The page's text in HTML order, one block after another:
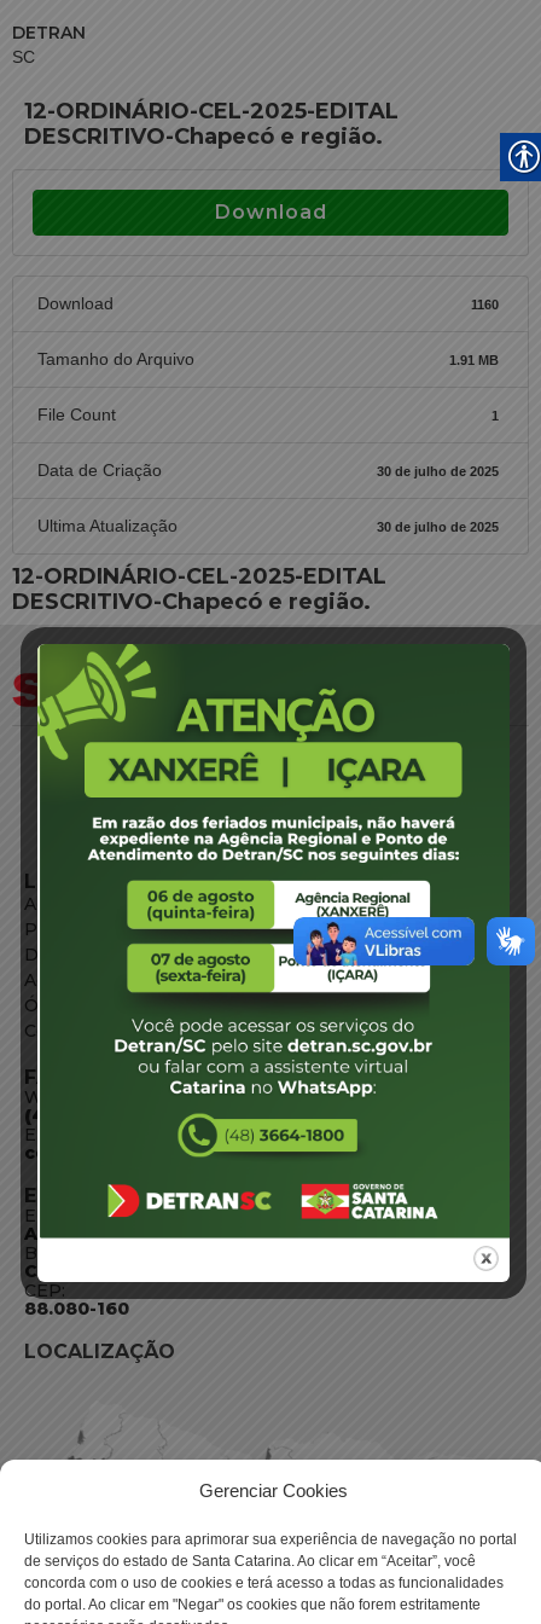
Gerenciar Cookies
Utilizamos cookies para aprimorar sua experiência de navegação no portal
de serviços do estado de Santa Catarina. Ao clicar em “Aceitar”, você
concorda com o uso de cookies e terá acesso a todas as funcionalidades
do portal. Ao clicar em "Negar" os cookies que não forem estritamente
DETRAN
SC
12-ORDINÁRIO-CEL-2025-EDITAL
DESCRITIVO-Chapecó e região.
Download
Download 1160
Tamanho do Arquivo 1.91 MB
File Count 1
Data de Criação 30 de julho de 2025
Ultima Atualização 30 de julho de 2025
12-ORDINÁRIO-CEL-2025-EDITAL
DESCRITIVO-Chapecó e região.
LINKS EXTERNOS
Agência de Notícias
Portal de Serviços
Diário Oficial
Acesso à Informação
Órgãos do Governo
Conheça SC
FALE CONOSCO
WhatsApp:
(48) 3664-1800
E-mail:
centraldeinformacoes@detran.sc.gov.br
ENDEREÇO
Endereço:
Av. Almirante Tamandaré - 480
Bairro:
Coqueiros, Florianópolis SC
CEP:
88.080-160
LOCALIZAÇÃO